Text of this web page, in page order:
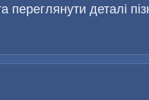
деталі